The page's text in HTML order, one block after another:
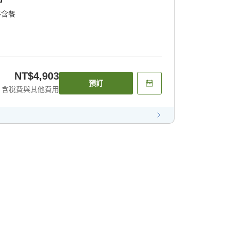
餐
NT$4,903
含稅費與其他費用
預訂